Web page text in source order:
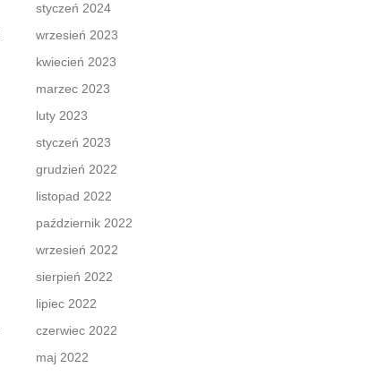
styczeń 2024
wrzesień 2023
kwiecień 2023
marzec 2023
luty 2023
styczeń 2023
grudzień 2022
listopad 2022
październik 2022
wrzesień 2022
sierpień 2022
lipiec 2022
czerwiec 2022
maj 2022